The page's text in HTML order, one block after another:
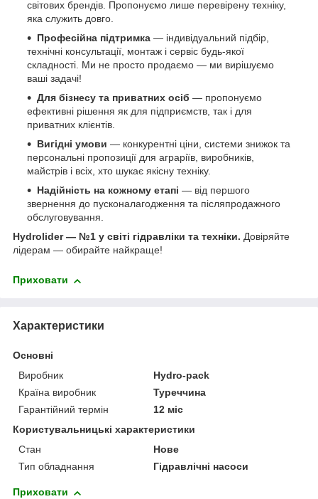
світових брендів. Пропонуємо лише перевірену техніку,
яка служить довго.
Професійна підтримка — індивідуальний підбір,
технічні консультації, монтаж і сервіс будь-якої
складності. Ми не просто продаємо — ми вирішуємо
ваші задачі!
Для бізнесу та приватних осіб — пропонуємо
ефективні рішення як для підприємств, так і для
приватних клієнтів.
Вигідні умови — конкурентні ціни, системи знижок та
персональні пропозиції для аграріїв, виробників,
майстрів і всіх, хто шукає якісну техніку.
Надійність на кожному етапі — від першого
звернення до пусконалагодження та післяпродажного
обслуговування.
Hydrolider — №1 у світі гідравліки та техніки. Довіряйте
лідерам — обирайте найкраще!
Приховати
Характеристики
Основні
Виробник
Hydro-pack
Країна виробник
Туреччина
Гарантійний термін
12 міс
Користувальницькі характеристики
Стан
Нове
Тип обладнання
Гідравлічні насоси
Приховати